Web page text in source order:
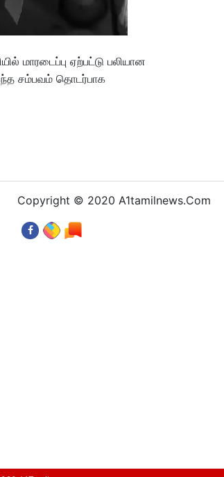
மாரடைப்பு ஏற்பட்டு பலியான
சம்பவம் தொடர்பாக
Copyright © 2020 A1tamilnews.Com